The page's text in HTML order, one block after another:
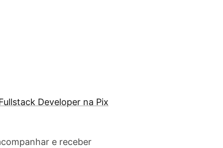
Developer na Pix
e receber